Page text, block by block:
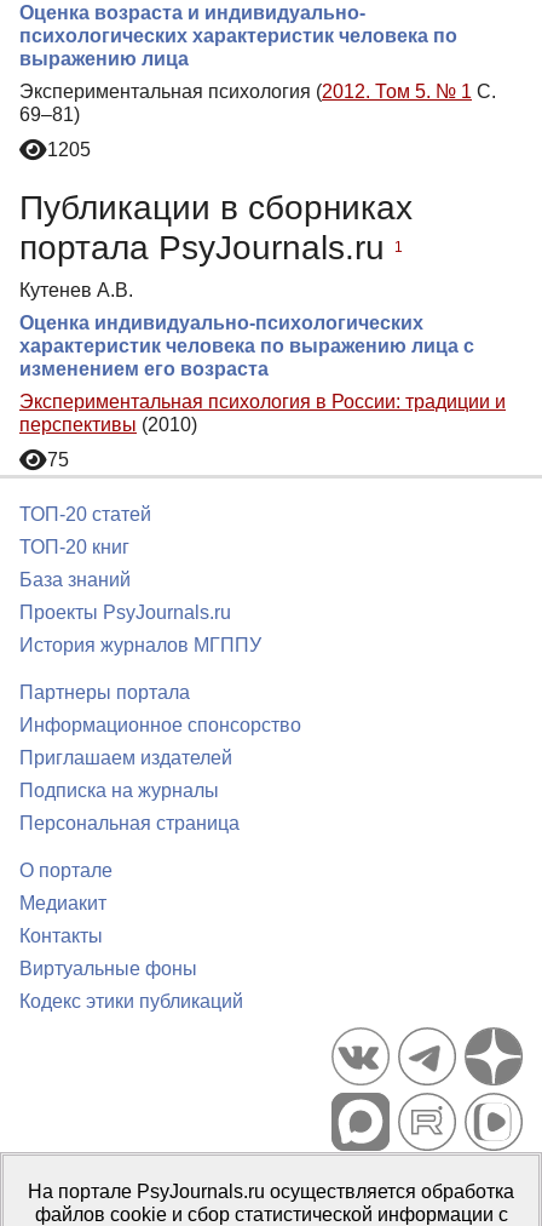
Оценка возраста и индивидуально-
психологических характеристик человека по
выражению лица
Экспериментальная психология (2012. Том 5. № 1 С.
69–81)
1205
Публикации в сборниках
портала PsyJournals.ru
1
Кутенев А.В.
Оценка индивидуально-психологических
характеристик человека по выражению лица с
изменением его возраста
Экспериментальная психология в России: традиции и
перспективы (2010)
75
ТОП-20 статей
ТОП-20 книг
База знаний
Проекты PsyJournals.ru
История журналов МГППУ
Партнеры портала
Информационное спонсорство
Приглашаем издателей
Подписка на журналы
Персональная страница
О портале
Медиакит
Контакты
Виртуальные фоны
Кодекс этики публикаций
Портал психологических изданий PsyJournals.ru, 2007–2026
Правила использования материалов
На портале PsyJournals.ru осуществляется обработка
файлов cookie и сбор статистической информации с